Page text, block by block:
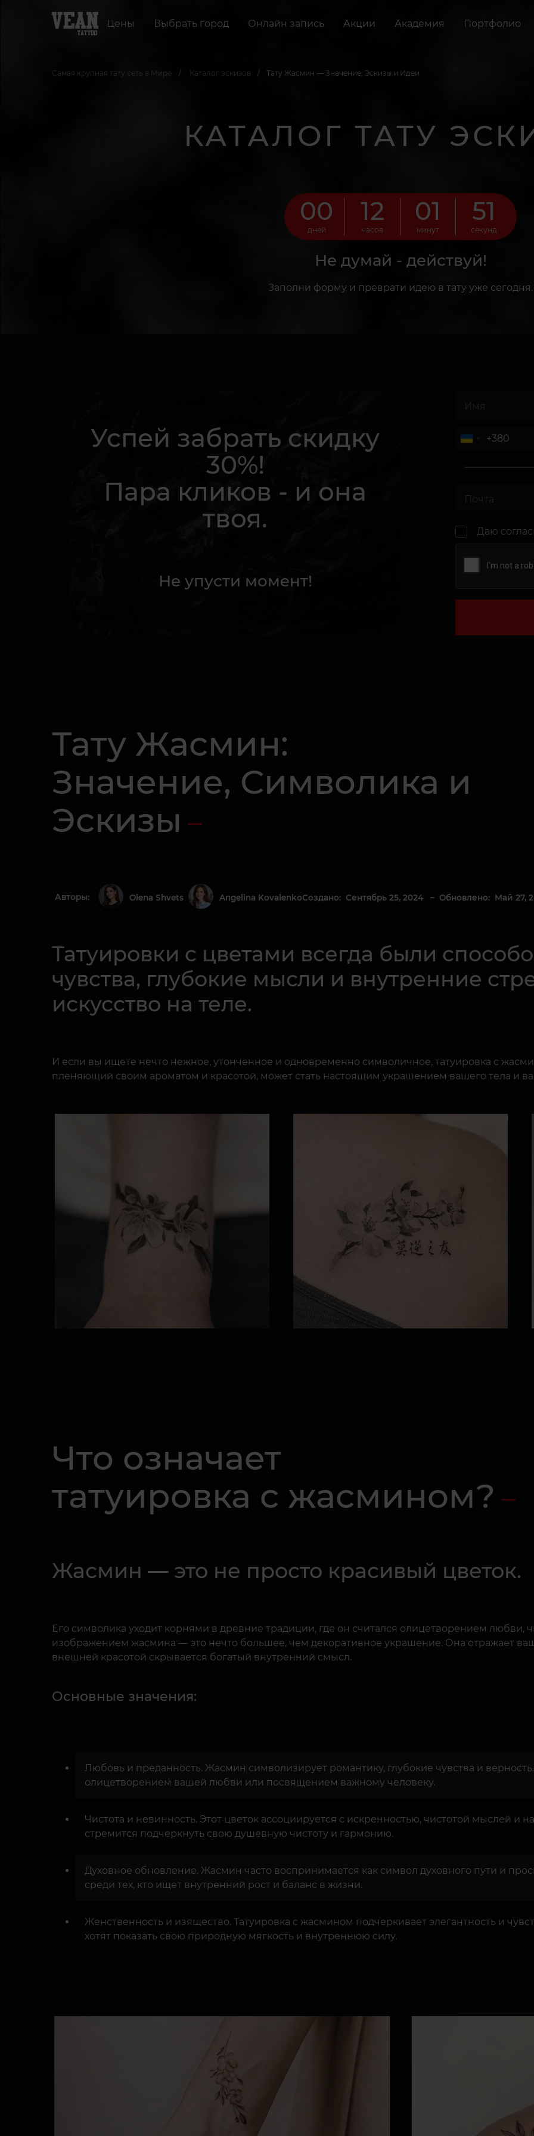
Цены Выбрать город Онлайн запись Акции Академия Портфолио
Самая крупная тату сеть в Мире Каталог эскизов Тату Жасмин — Значение, Эскизы и Идеи
КАТАЛОГ ТАТУ
00
дней
12
часов
01
минут
50
секунд
Не думай - действуй!
Заполни форму и преврати идею в тату уже сегодня.
Успей забрать скидку
30%!
Пара кликов - и она
твоя.
Не упусти момент!
Даю
Тату Жасмин:
Значение, Символика и
Эскизы
Авторы: Olena Shvets Angelina KovalenkoСоздано: Сентябрь 25, 2024 – Обновлено: Май 27,
Татуировки с цветами всегда были
чувства, глубокие мысли и внутренние
искусство на теле.
И если вы ищете нечто нежное, утонченное и одновременно символичное, татуировка с
пленяющий своим ароматом и красотой, может стать настоящим украшением вашего тела и
Что означает
татуировка с жасмином?
Жасмин — это не просто красивый цветок.
Его символика уходит корнями в древние традиции, где он считался олицетворением любви,
изображением жасмина — это нечто большее, чем декоративное украшение. Она отражает
внешней красотой скрывается богатый внутренний смысл.
Основные значения:
Любовь и преданность. Жасмин символизирует романтику, глубокие чувства и
олицетворением вашей любви или посвящением важному человеку.
Чистота и невинность. Этот цветок ассоциируется с искренностью, чистотой мыслей и
стремится подчеркнуть свою душевную чистоту и гармонию.
Духовное обновление. Жасмин часто воспринимается как символ духовного пути и
среди тех, кто ищет внутренний рост и баланс в жизни.
Женственность и изящество. Татуировка с жасмином подчеркивает элегантность и
хотят показать свою природную мягкость и внутреннюю силу.